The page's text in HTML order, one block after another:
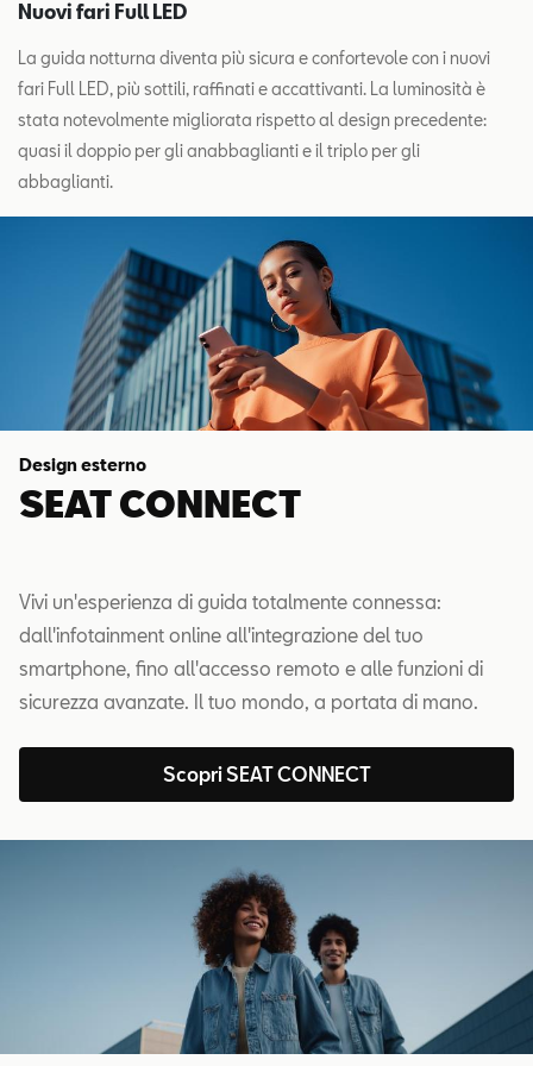
Nuovi fari Full LED
La guida notturna diventa più sicura e confortevole con i nuovi
fari Full LED, più sottili, raffinati e accattivanti. La luminosità è
stata notevolmente migliorata rispetto al design precedente:
quasi il doppio per gli anabbaglianti e il triplo per gli
abbaglianti.
Design esterno
SEAT CONNECT
Vivi un'esperienza di guida totalmente connessa:
dall'infotainment online all'integrazione del tuo
smartphone, fino all'accesso remoto e alle funzioni di
sicurezza avanzate. Il tuo mondo, a portata di mano.
Scopri SEAT CONNECT